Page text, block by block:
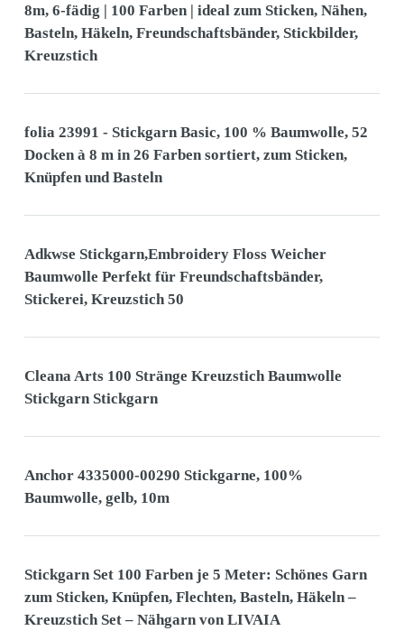
8m, 6-fädig | 100 Farben | ideal zum Sticken, Nähen,
Basteln, Häkeln, Freundschaftsbänder, Stickbilder,
Kreuzstich
folia 23991 - Stickgarn Basic, 100 % Baumwolle, 52
Docken à 8 m in 26 Farben sortiert, zum Sticken,
Knüpfen und Basteln
Adkwse Stickgarn,Embroidery Floss Weicher
Baumwolle Perfekt für Freundschaftsbänder,
Stickerei, Kreuzstich 50
Cleana Arts 100 Stränge Kreuzstich Baumwolle
Stickgarn Stickgarn
Anchor 4335000-00290 Stickgarne, 100%
Baumwolle, gelb, 10m
Stickgarn Set 100 Farben je 5 Meter: Schönes Garn
zum Sticken, Knüpfen, Flechten, Basteln, Häkeln –
Kreuzstich Set – Nähgarn von LIVAIA